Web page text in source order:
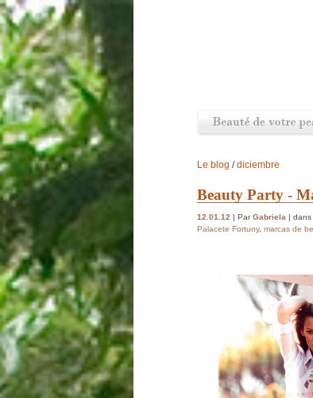
Le blog /diciembre
Beauty Party -
12.01.12 | ParGabriela | dans
Palacete Fortuny, marcas de